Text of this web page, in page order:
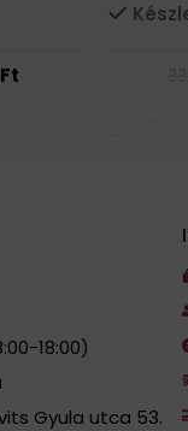
Ft
18:00)
Gyula utca 53.